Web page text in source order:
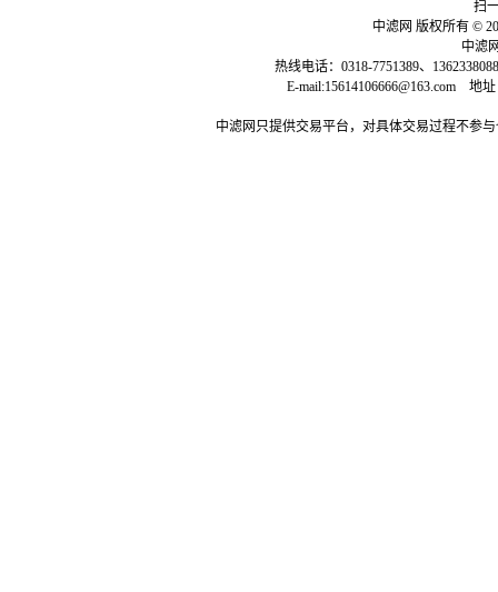
扫
中滤网 版权所有 ©
中滤
热线电话：0318-7751389、
E-mail:15614106666@163.com 地
中滤网只提供交易平台，对具体交易过程不参